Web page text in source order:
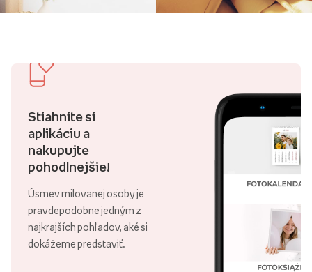
Stiahnite si
aplikáciu a
nakupujte
pohodlnejšie!
Úsmev milovanej osoby je
pravdepodobne jedným z
najkrajších pohľadov, aké si
dokážeme predstaviť.